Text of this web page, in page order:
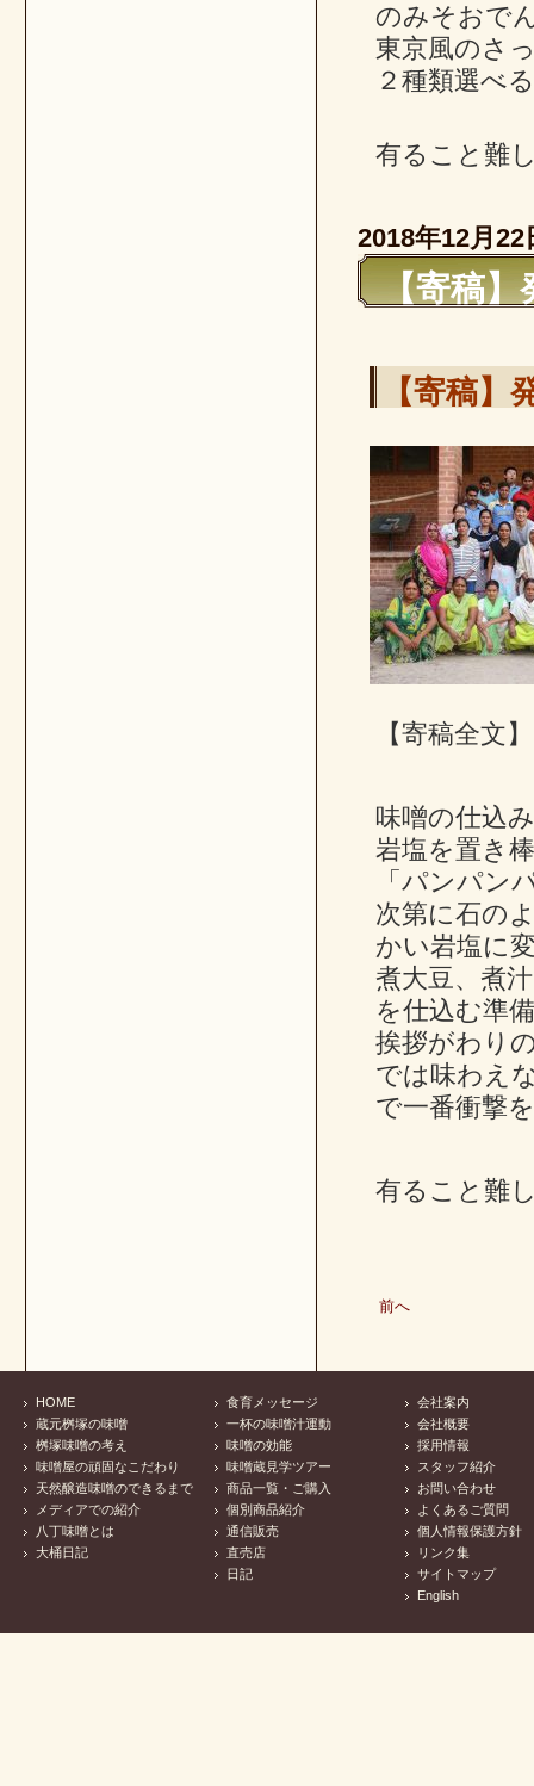
のみそおで
東京風のさ
２種類選べ
有ること難
2018年12月22
【寄稿】
【寄稿
【寄稿全文】
味噌の仕込
岩塩を置き
「パンパン
次第に石の
かい岩塩に
煮大豆、煮
を仕込む準
挨拶がわり
では味わえ
で一番衝撃
有ること難
前へ
HOME
蔵元桝塚の味噌
桝塚味噌の考え
味噌屋の頑固なこだわり
天然醸造味噌のできるまで
メディアでの紹介
八丁味噌とは
大桶日記
食育メッセージ
一杯の味噌汁運動
味噌の効能
味噌蔵見学ツアー
商品一覧・ご購入
個別商品紹介
通信販売
直売店
日記
会社案内
会社概要
採用情報
スタッフ紹介
お問い合わせ
よくあるご質問
個人情報保護方針
リンク集
サイトマップ
English